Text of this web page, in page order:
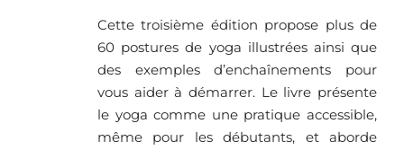
Cette troisième édition propose plus de
60 postures de yoga illustrées ainsi que
des exemples d’enchaînements pour
vous aider à démarrer. Le livre présente
le yoga comme une pratique accessible,
même pour les débutants, et aborde